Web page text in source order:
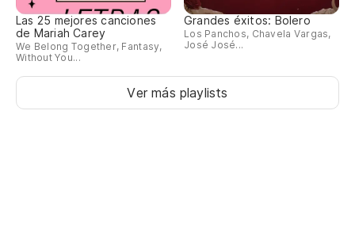
Las 25 mejores canciones
de Mariah Carey
We Belong Together, Fantasy,
Without You...
Grandes éxitos: Bolero
Los Panchos, Chavela Vargas,
José José...
Ver más playlists